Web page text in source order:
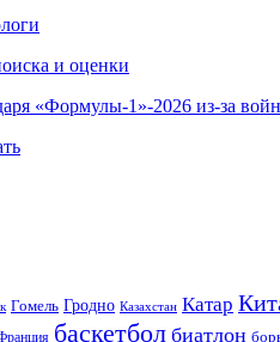
и оценки
«Формулы-1»-2026 из-за
Гомель Гродно Казахстан Катар
баскетбол биатлон